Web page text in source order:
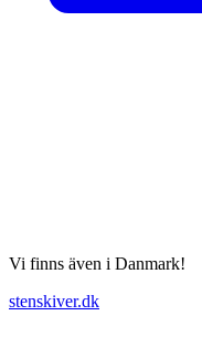
Vi finns även i Danmark!
stenskiver.dk